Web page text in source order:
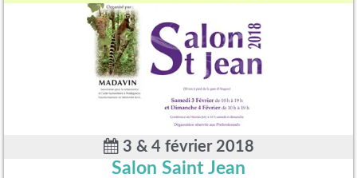
3 & 4 février 2018
Salon Saint Jean